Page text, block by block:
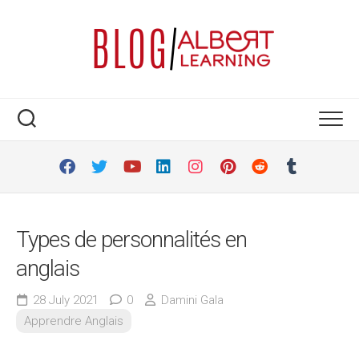
Types de personnalités en
anglais
28 July 2021 0
Damini Gala
Apprendre Anglais